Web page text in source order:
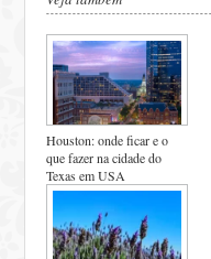
Houston: onde ficar e o
que fazer na cidade do
Texas em USA